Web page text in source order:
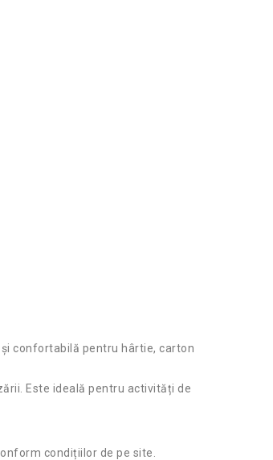
confortabilă pentru hârtie, carton
Este ideală pentru activități de
condițiilor de pe site.